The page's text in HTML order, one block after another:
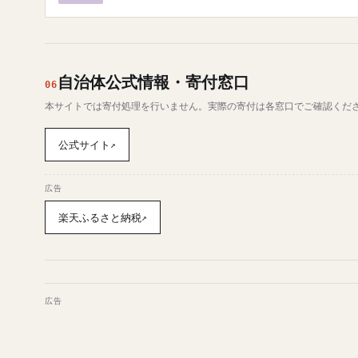
06 自治体公式情報・寄付窓口
本サイトでは寄付処理を行いません。実際の寄付は各窓口でご確認くだ
公式サイト ↗
広告
楽天ふるさと納税↗
広告